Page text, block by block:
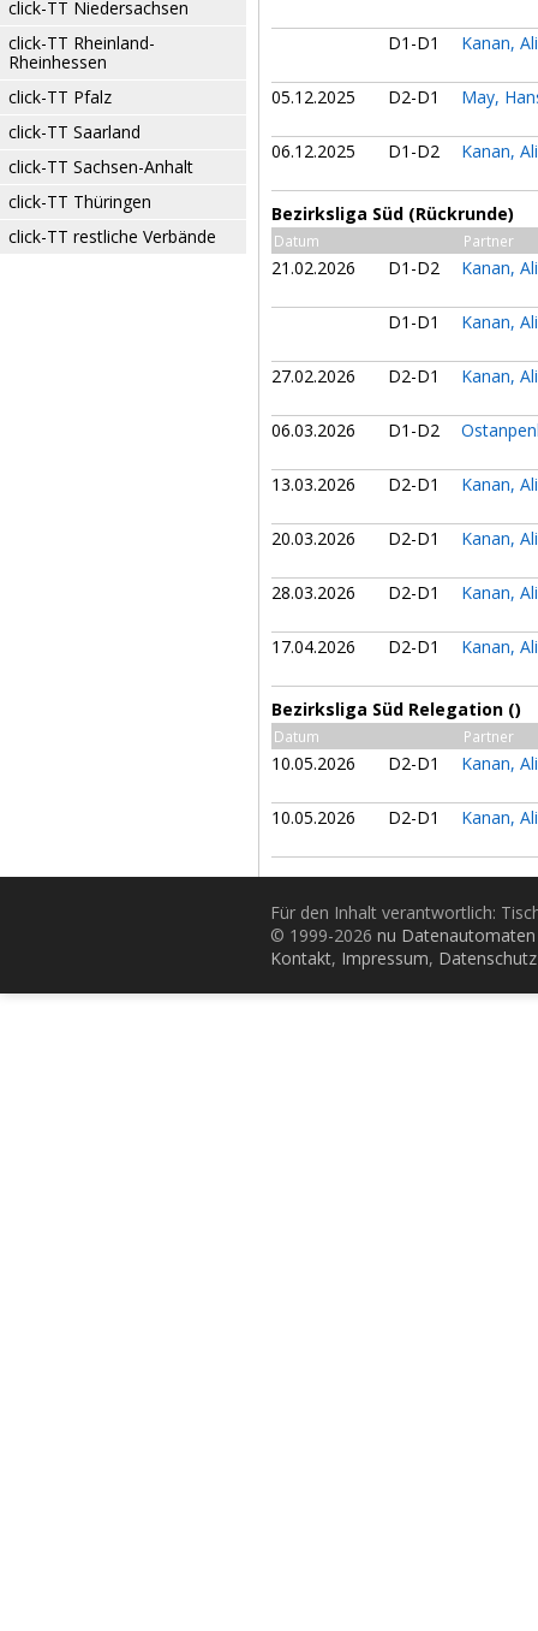
click-TT Niedersachsen
click-TT Rheinland-
Rheinhessen
click-TT Pfalz
click-TT Saarland
click-TT Sachsen-Anhalt
click-TT Thüringen
click-TT restliche Verbände
D1-D1 Kanan,
05.12.2025 D2-D1 May,
06.12.2025 D1-D2 Kanan,
Bezirksliga Süd (Rückrunde)
Datum Partner
21.02.2026 D1-D2 Kanan,
D1-D1 Kanan,
27.02.2026 D2-D1 Kanan,
06.03.2026 D1-D2
13.03.2026 D2-D1 Kanan,
20.03.2026 D2-D1 Kanan,
28.03.2026 D2-D1 Kanan,
17.04.2026 D2-D1 Kanan,
Bezirksliga Süd Relegation ()
Datum Partner
10.05.2026 D2-D1 Kanan,
10.05.2026 D2-D1 Kanan,
Für den Inhalt verantwortlich:
© 1999-2026 nu
Kontakt, Impressum, Datenschutz